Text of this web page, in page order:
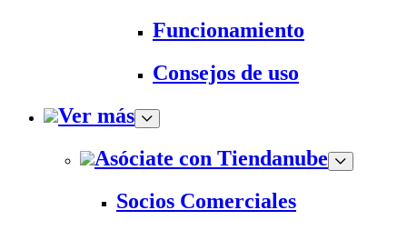
Funcionamiento
Consejos de uso
Ver más
Asóciate con Tiendanube
Socios Comerciales